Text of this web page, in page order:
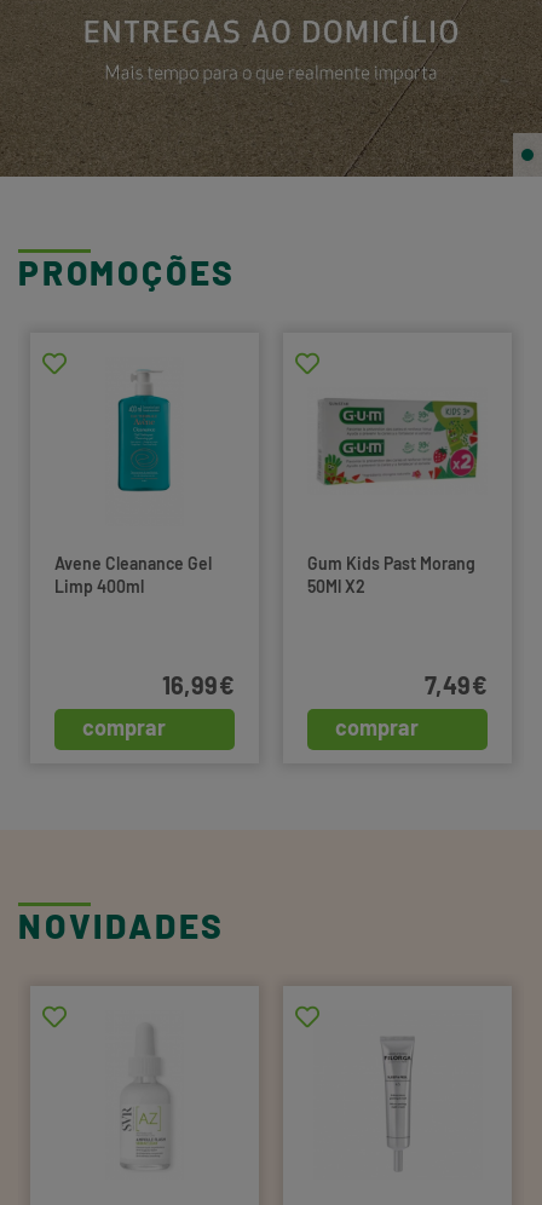
PROMOÇÕES
Avene Cleanance Gel
Limp 400ml
comprar
16,99€
Gum Kids Past Morang
50Ml X2
comprar
7,49€
NOVIDADES